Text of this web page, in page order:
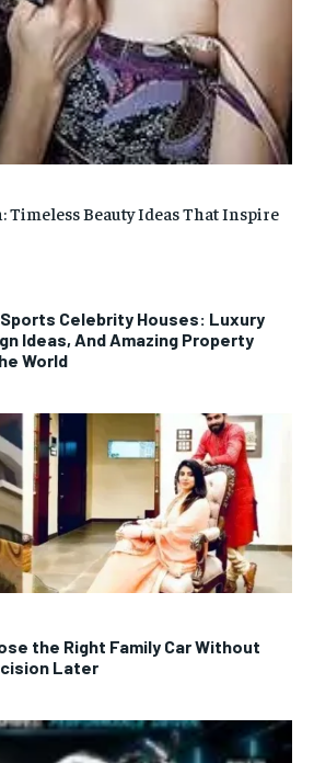
Celebrity Houses: Luxury
Ideas, And Amazing Property
World
the Right Family Car Without
Later
Timeless Beauty Ideas That Inspire